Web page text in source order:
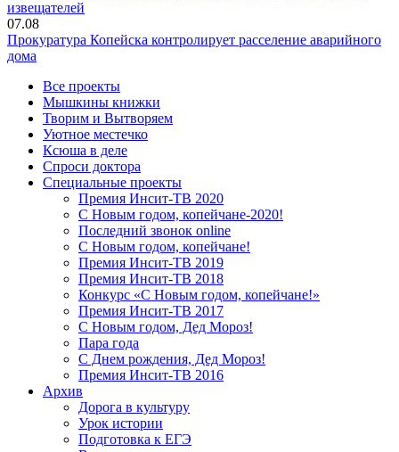
извещателей
07.08
Прокуратура Копейска контролирует расселение аварийного
дома
Все проекты
Мышкины книжки
Творим и Вытворяем
Уютное местечко
Ксюша в деле
Спроси доктора
Специальные проекты
Премия Инсит-ТВ 2020
С Новым годом, копейчане-2020!
Последний звонок online
С Новым годом, копейчане!
Премия Инсит-ТВ 2019
Премия Инсит-ТВ 2018
Конкурс «С Новым годом, копейчане!»
Премия Инсит-ТВ 2017
С Новым годом, Дед Мороз!
Пара года
С Днем рождения, Дед Мороз!
Премия Инсит-ТВ 2016
Архив
Дорога в культуру
Урок истории
Подготовка к ЕГЭ